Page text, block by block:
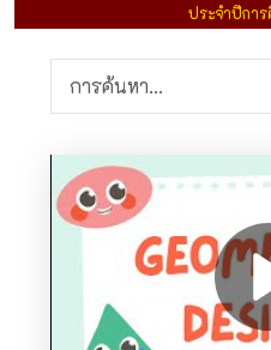
ประจำปีกา